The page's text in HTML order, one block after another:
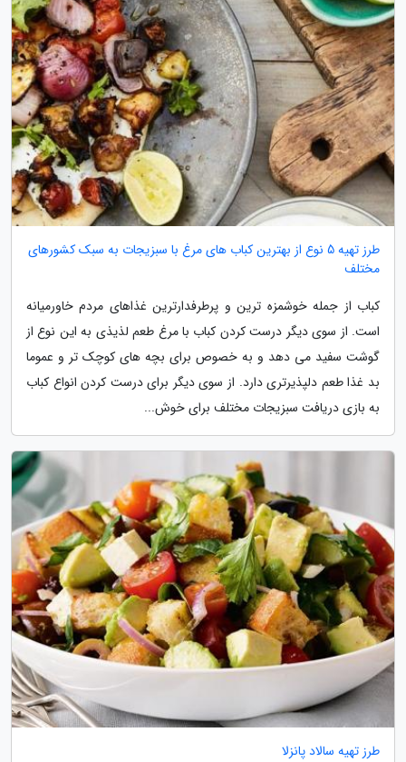
طرز تهیه 5 نوع از بهترین کباب های مرغ با سبزیجات به سبک کشورهای
مختلف
کباب از جمله خوشمزه ترین و پرطرفدارترین غذاهای مردم خاورمیانه
است. از سوی دیگر درست کردن کباب با مرغ طعم لذیذی به این نوع از
گوشت سفید می دهد و به خصوص برای بچه های کوچک تر و عموما
بد غذا طعم دلپذیرتری دارد. از سوی دیگر برای درست کردن انواع کباب
به بازی دریافت سبزیجات مختلف برای خوش...
طرز تهیه سالاد پانزلا